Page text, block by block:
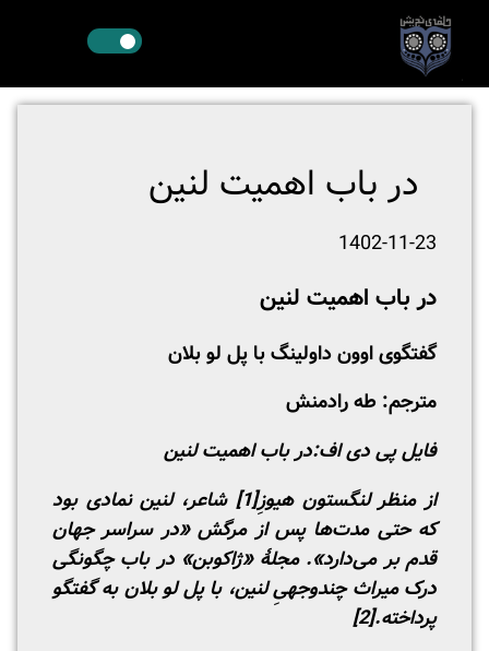
در باب اهمیت لنین
1402-11-23
در باب اهمیت لنین
گفتگوی اوون داولینگ با پل لو بلان
مترجم: طه رادمنش
فایل پی دی اف:در باب اهمیت لنین
از منظر لنگستون هیوزِ[1]
شاعر، لنین نمادی بود
که حتی مدت‌ها پس از مرگش «در سراسر جهان
قدم بر می‌دارد». مجلۀ «ژاکوبن» در باب چگونگی
درک میراث چندوجهیِ لنین، با پل لو بلان به گفتگو
پرداخته.[2]